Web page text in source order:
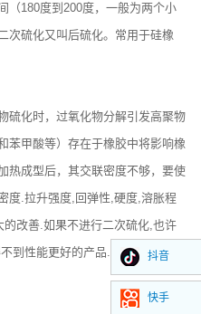
（180度到200度，一般为两个小
次硫化又叫后硫化。常用于硅橡
硫化时，过氧化物分解引发高聚物
苯甲酸等）存在于橡胶中将影响橡
热成型后，其交联密度不够，要使
度.拉升强度,回弹性,硬度,溶胀程
改善.如果不进行二次硫化,也许
到性能更好的产品.
抖音
快手